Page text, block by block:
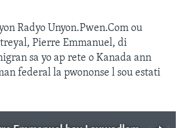
Radyo Unyon.Pwen.Com ou
Pierre Emmanuel, di
sa yo ap rete o Kanada ann
federal la pwononse l sou estati